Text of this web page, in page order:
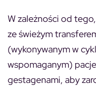
W zależności od
ze świeżym
(wykonywanym w
wspomaganym)
gestagenami, aby